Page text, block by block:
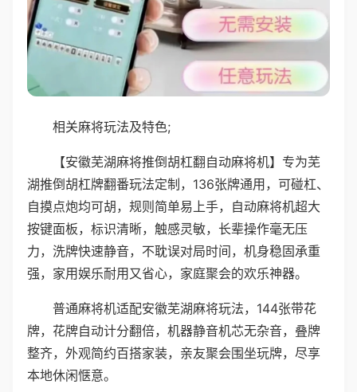
相关麻将玩法及特色;
【安徽芜湖麻将推倒胡杠翻自动麻将机】专为芜
湖推倒胡杠牌翻番玩法定制，136张牌通用，可碰杠、
自摸点炮均可胡，规则简单易上手，自动麻将机超大
按键面板，标识清晰，触感灵敏，长辈操作毫无压
力，洗牌快速静音，不耽误对局时间，机身稳固承重
强，家用娱乐耐用又省心，家庭聚会的欢乐神器。
普通麻将机适配安徽芜湖麻将玩法，144张带花
牌，花牌自动计分翻倍，机器静音机芯无杂音，叠牌
整齐，外观简约百搭家装，亲友聚会围坐玩牌，尽享
本地休闲惬意。